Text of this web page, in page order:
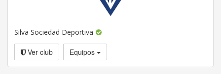
Silva Sociedad Deportiva
Ver club Equipos